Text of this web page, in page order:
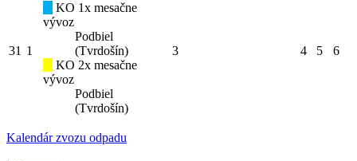
31 1
KO 1x mesačne
vývoz
Podbiel
(Tvrdošín)
KO 2x mesačne
vývoz
Podbiel
(Tvrdošín)
3 4 5 6
Kalendár zvozu odpadu